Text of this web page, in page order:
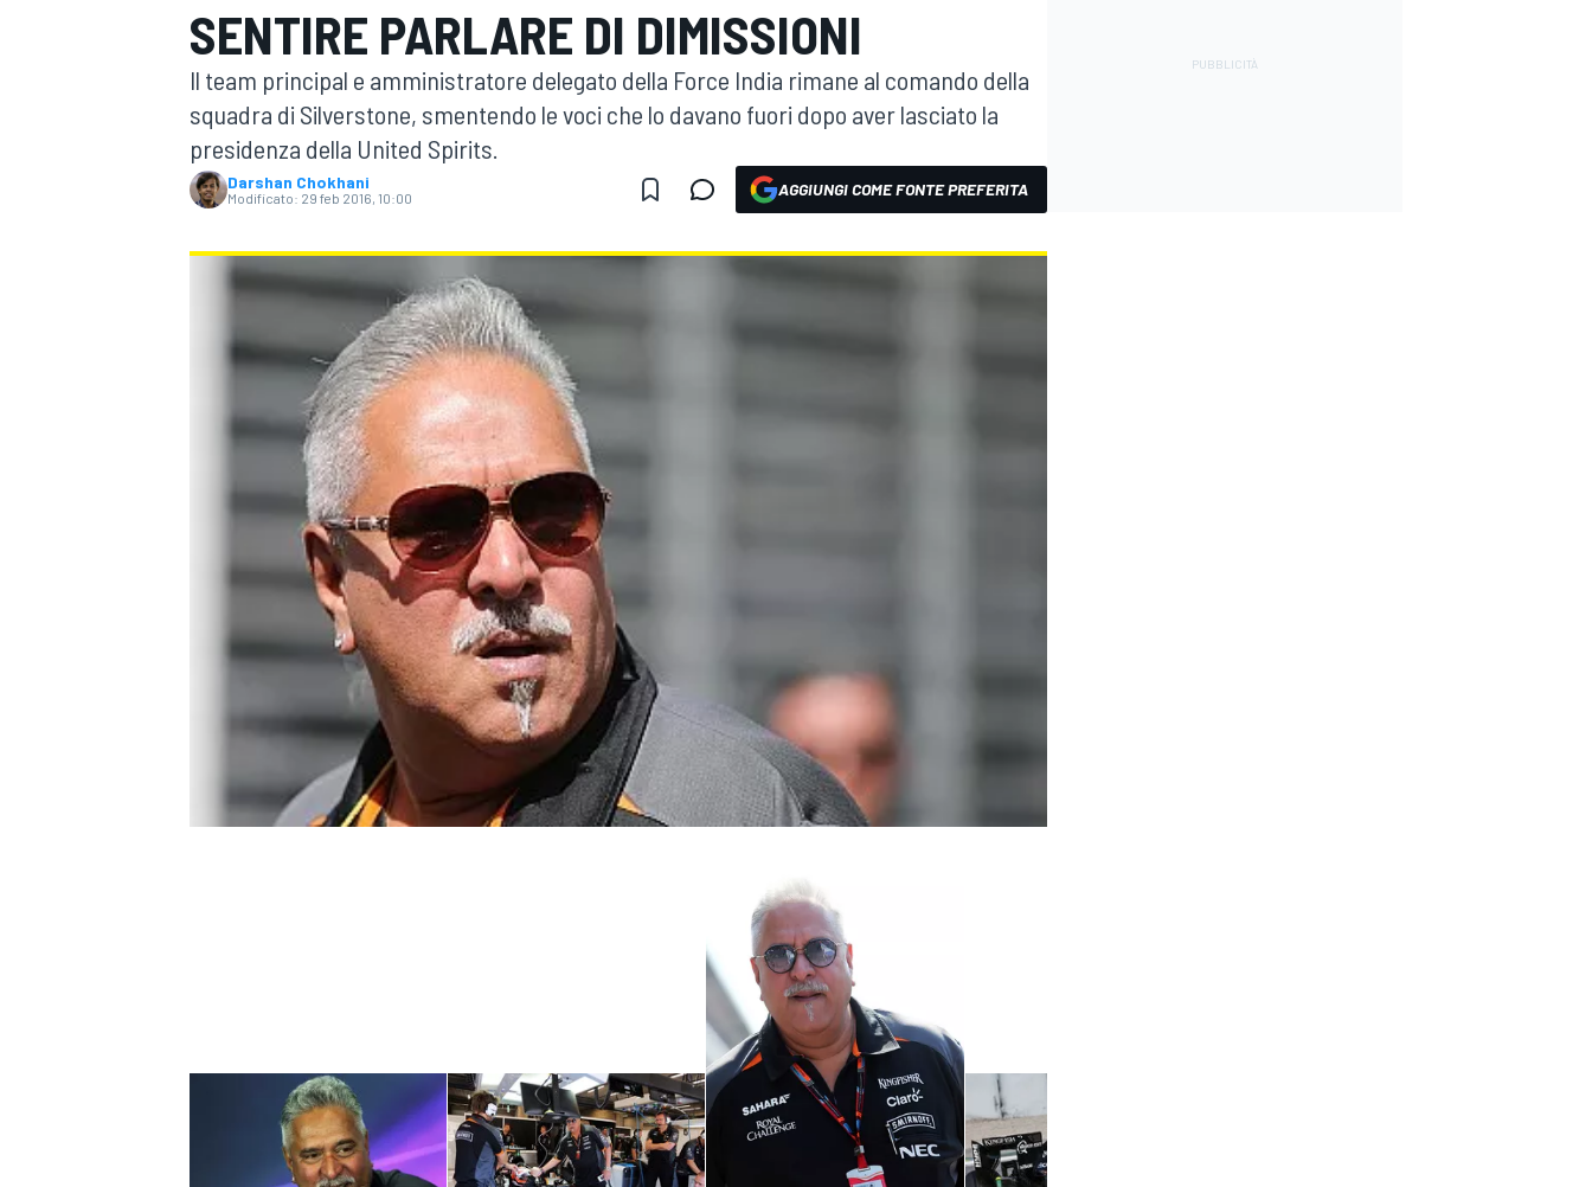
MOTOGP WEC
SENTIRE PARLARE DI DIMISSIONI
Il team principal e amministratore delegato della Force India rimane al comando della
squadra di Silverstone, smentendo le voci che lo davano fuori dopo aver lasciato la
presidenza della United Spirits.
Darshan Chokhani
Modificato: 29 feb 2016, 10:00 AGGIUNGI COME FONTE PREFERITA